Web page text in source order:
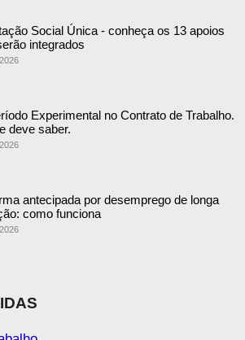
Social Única - conheça os 13 apoios
integrados
Experimental no Contrato de Trabalho.
deve saber.
antecipada por desemprego de longa
como funciona